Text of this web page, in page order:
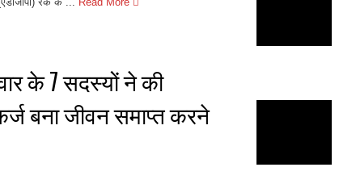
के 7 सदस्यों ने की
बना जीवन समाप्त करने